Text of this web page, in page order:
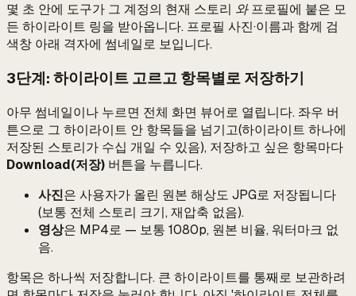
몇 초 안에 도구가 그 계정의 현재 스토리 와프로필에 붙은 모
든 하이라이트 링을 받아옵니다. 프로필 사진·이름과 함께 검
색창 아래 격자에 썸네일로 보입니다.
3단계: 하이라이트 고르고 항목별로 저장하기
아무 썸네일이나 누르면 전체 화면 뷰어로 열립니다. 좌우 버
튼으로 그 하이라이트 안 항목들을 넘기고(하이라이트 하나에
저장된 스토리가 수십 개일 수 있음), 저장하고 싶은 항목마다
Download(저장) 버튼을 누릅니다.
사진은 사용자가 올린 원본 해상도 JPG로 저장됩니다
(보통 전체 스토리 크기, 재압축 없음).
영상은 MP4로 — 보통 1080p, 원본 비율, 워터마크 없
음.
항목은 하나씩 저장합니다. 큰 하이라이트를 통째로 보관하려